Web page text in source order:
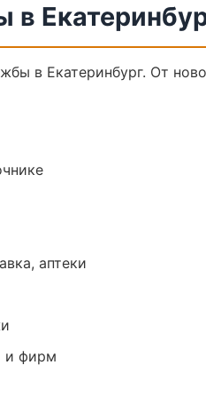
в Екатеринбург. От
аптеки
и фирм